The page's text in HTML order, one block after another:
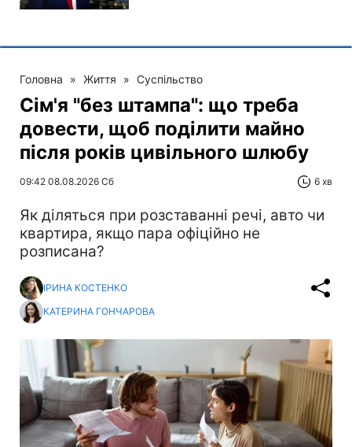
Головна » Життя » Суспільство
Сім'я "без штампа": що треба
довести, щоб поділити майно
після років цивільного шлюбу
09:42 08.08.2026 Сб 6 хв
Як діляться при розставанні речі, авто чи
квартира, якщо пара офіційно не
розписана?
ІРИНА КОСТЕНКО
КАТЕРИНА ГОНЧАРОВА